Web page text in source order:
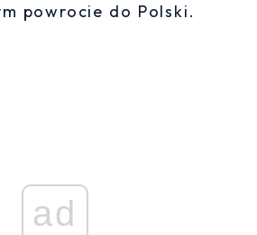
powrocie do Polski.
ad